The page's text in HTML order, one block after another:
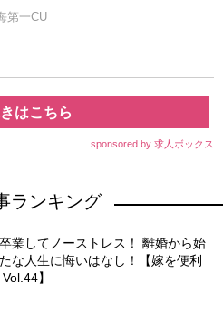
第一CU
はこちら
sponsored by 求人ボックス
ランキング
業してノーストレス！ 離婚から始
な人生に悔いはなし！【嫁を便利
】